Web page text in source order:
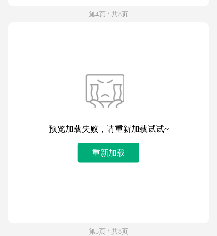
第4页 / 共8页
预览加载失败，请重新加载试试~
重新加载
第5页 / 共8页